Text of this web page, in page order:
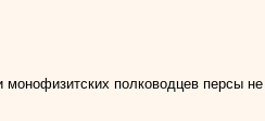
полководцев персы